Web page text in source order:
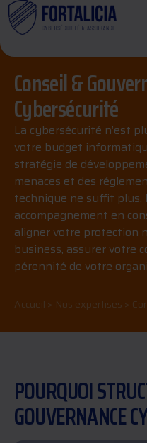
Conseil &
Cybersécurité
La cybersécurité n’est
votre budget
stratégie de
menaces et des
technique ne suffit plus.
accompagnement en
aligner votre protection
business, assurer votre
pérennité de votre
Accueil > Nos expertises >
POURQUOI
GOUVERNANCE